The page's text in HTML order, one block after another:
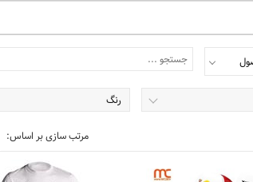
رنگ